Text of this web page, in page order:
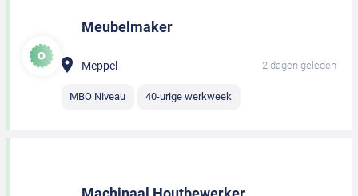
Meubelmaker
Meppel 2 dagen geleden
MBO Niveau 40-urige werkweek